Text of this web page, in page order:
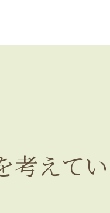
考えて